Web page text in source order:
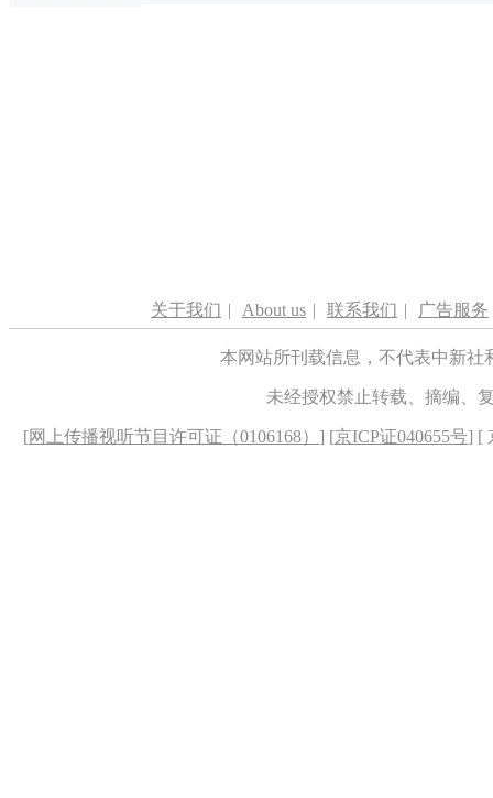
关于我们 | About us | 联系我们 | 广告服务
本网站所刊载信息，不代表中新
未经授权禁止转载、摘编、
[网上传播视听节目许可证（0106168） ] [京ICP证040655号] [